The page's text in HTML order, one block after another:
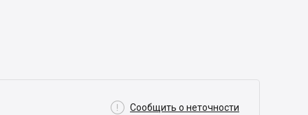
 Сообщить о неточности